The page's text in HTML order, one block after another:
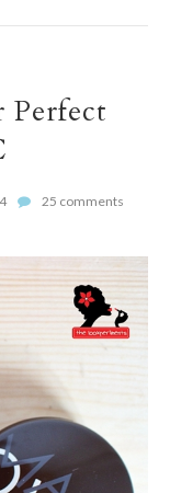
Perfect
25 comments